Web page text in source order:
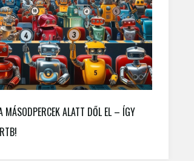
MÁSODPERCEK ALATT DŐL EL – ÍGY